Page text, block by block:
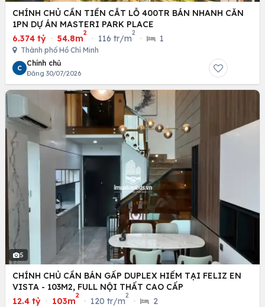
CHÍNH CHỦ CẦN TIỀN CẮT LỖ 400TR BÁN NHANH CĂN
1PN DỰ ÁN MASTERI PARK PLACE
6.374 tỷ · 54.8m
2
· 116 tr/m
2
· 1
Thành phố Hồ Chí Minh
C
Chính chủ
Đăng 30/07/2026
5
CHÍNH CHỦ CẦN BÁN GẤP DUPLEX HIẾM TẠI FELIZ EN
VISTA - 103M2, FULL NỘI THẤT CAO CẤP
12.4 tỷ · 103m
2
· 120 tr/m
2
· 2